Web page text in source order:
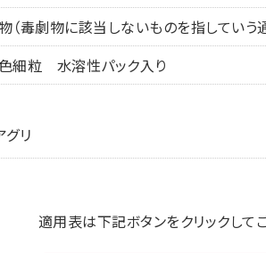
（毒劇物に該当しないものを指していう
細粒 水溶性パック入り
リ
適用表は下記ボタンをクリックして